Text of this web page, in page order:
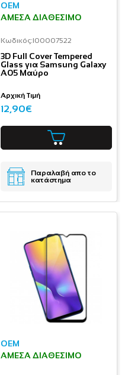
OEM
ΆΜΕΣΑ ΔΙΑΘΈΣΙΜΟ
Κωδικός:I00007522
3D Full Cover Tempered
Glass για Samsung Galaxy
A05 Μαύρο
Αρχική Τιμή
12,90€
Παραλαβή απο το
κατάστημα
OEM
ΆΜΕΣΑ ΔΙΑΘΈΣΙΜΟ